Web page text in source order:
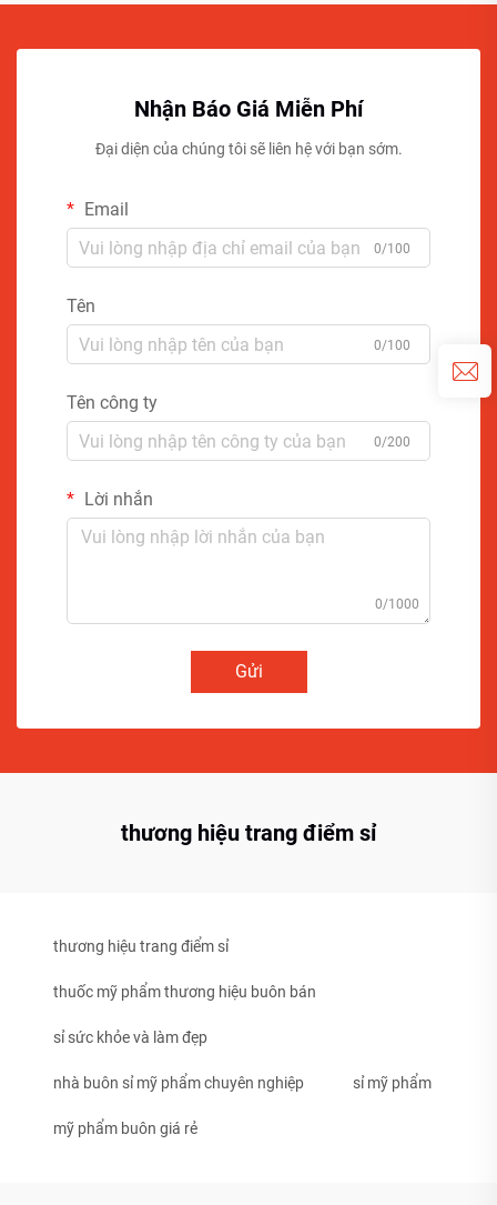
Nhận Báo Giá Miễn Phí
Đại diện của chúng tôi sẽ liên hệ với bạn sớm.
Email
0/100
Tên
0/100
Tên công ty
0/200
Lời nhắn
0/1000
Gửi
thương hiệu trang điểm sỉ
thương hiệu trang điểm sỉ
thuốc mỹ phẩm thương hiệu buôn bán
sỉ sức khỏe và làm đẹp
nhà buôn sỉ mỹ phẩm chuyên nghiệp sỉ mỹ phẩm
mỹ phẩm buôn giá rẻ